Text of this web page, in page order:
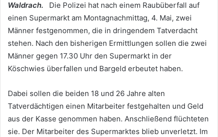
Waldrach. Die Polizei hat nach einem Raubüberfall auf
einen Supermarkt am Montagnachmittag, 4. Mai, zwei
Männer festgenommen, die in dringendem Tatverdacht
stehen. Nach den bisherigen Ermittlungen sollen die zwei
Männer gegen 17.30 Uhr den Supermarkt in der
Köschwies überfallen und Bargeld erbeutet haben.
Dabei sollen die beiden 18 und 26 Jahre alten
Tatverdächtigen einen Mitarbeiter festgehalten und Geld
aus der Kasse genommen haben. Anschließend flüchteten
sie. Der Mitarbeiter des Supermarktes blieb unverletzt. Im